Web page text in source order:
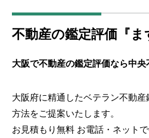
不動産の鑑定評価『ま
大阪で不動産の鑑定評価なら中
大阪府に精通したベテラン不動
方法をご提案いたします。
お見積もり無料 お電話・ネット